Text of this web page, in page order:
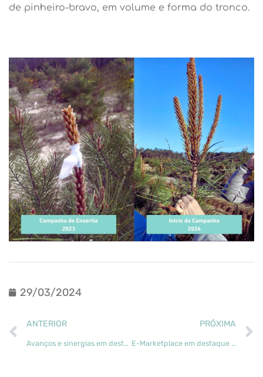
de pinheiro-bravo, em volume e forma do tronco.
29/03/2024
ANTERIOR
Avanços e sinergias em destaque no transForm Showcase
PRÓXIMA
E-Marketplace em destaque no 20º Simpósio de Análise de Sistemas em Recursos Florestais (SSAFR 2024)